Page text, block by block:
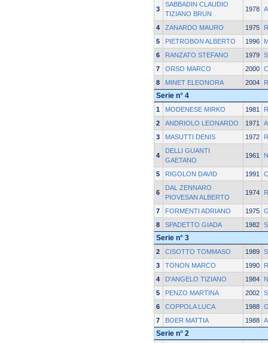
3
SABBADIN CLAUDIO
TIZIANO BRUN
1978
4 ZANARDO MAURO 1975
5
PIETROBON ALBERTO 1996
6
RANZATO STEFANO 1979
7
ORSO MARCO 2000
8
MINET ELEONORA 2004
Serie n° 4
1 MODENESE MIRKO 1981
2
ANDRIOLO LEONARDO 1971
3
MASUTTI DENIS 1972
4
DELLI GUANTI
GAETANO
1961
5 RIGOLON DAVID 1991
6
DAL ZENNARO
PIOVESAN ALBERTO
1974
7 FORMENTI ADRIANO 1975
8
SPADETTO GIADA 1982
Serie n° 3
2 CISOTTO TOMMASO 1989
3
TONON MARCO 1990
4
D'ANGELO TIZIANO 1984
5
PENZO MARTINA 2002
6
COPPOLA LUCA 1988
7
BOER MATTIA 1988
Serie n° 2